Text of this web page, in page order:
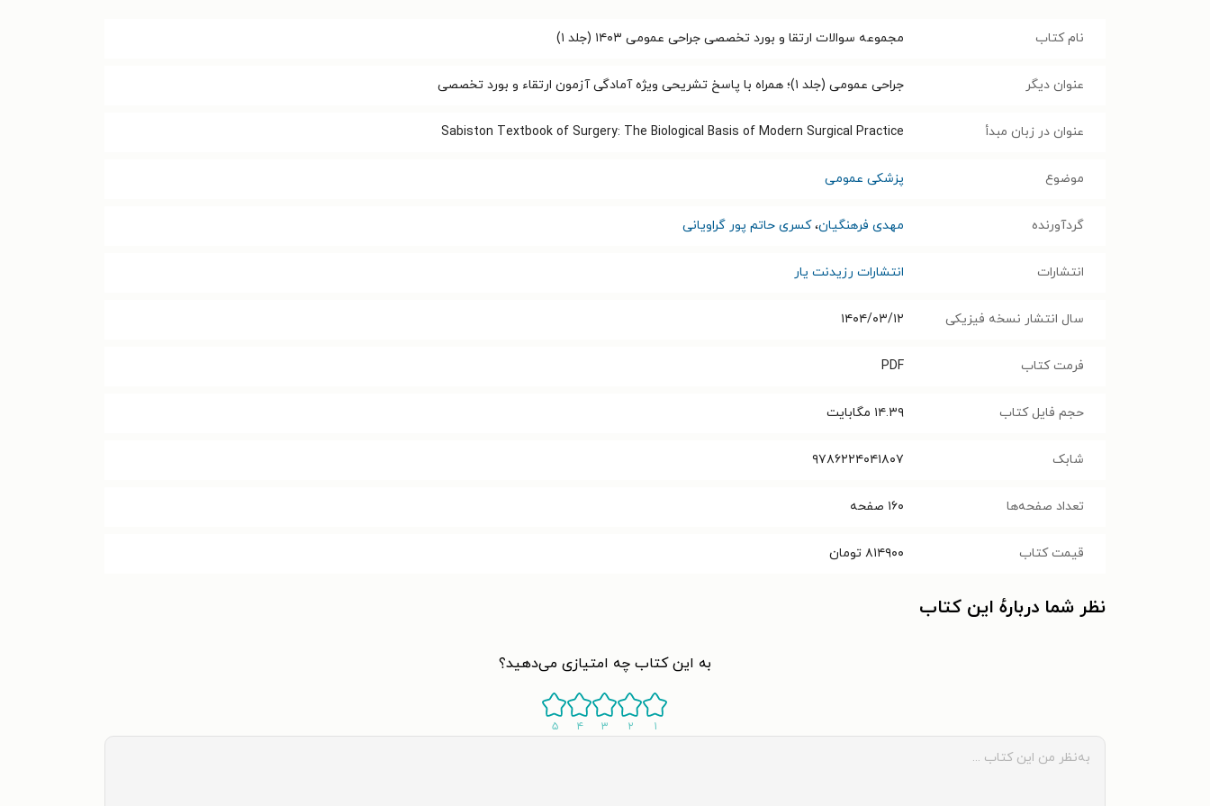
نام کتاب مجموعه سوالات ارتقا و بورد تخصصی جراحی عمومی ۱۴۰۳ (جلد ۱)
عنوان دیگر جراحی عمومی (جلد ۱)؛ همراه با پاسخ تشریحی ویژه آمادگی آزمون ارتقاء و بورد تخصصی
عنوان در زبان مبدأ Sabiston Textbook of Surgery: The Biological Basis of Modern Surgical Practice
موضوع پزشکی عمومی
گردآورنده مهدی فرهنگیان،کسری حاتم پور گراویانی
انتشارات انتشارات رزیدنت یار
سال انتشار نسخه فیزیکی ۱۴۰۴/۰۳/۱۲
فرمت کتاب PDF
حجم فایل کتاب ۱۴.۳۹ مگابایت
شابک ۹۷۸۶۲۲۴۰۴۱۸۰۷
تعداد صفحه‌ها ۱۶۰ صفحه
قیمت کتاب ۸۱۴۹۰۰ تومان
نظر شما دربارهٔ این کتاب
به این کتاب چه امتیازی می‌دهید؟
۱ ۲ ۳ ۴ ۵